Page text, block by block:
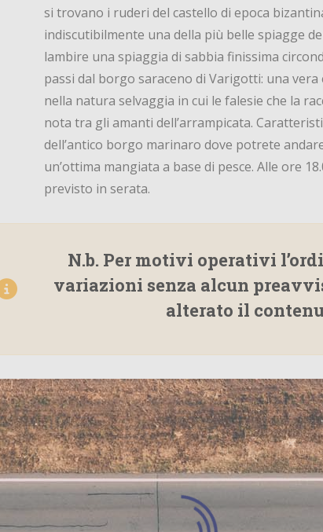
si trovano i ruderi del castello di epoca
indiscutibilmente una della più belle spiagge
lambire una spiaggia di sabbia finissima
passi dal borgo saraceno di Varigotti: una
nella natura selvaggia in cui le falesie che la
nota tra gli amanti dell’arrampicata.
dell’antico borgo marinaro dove potrete
un’ottima mangiata a base di pesce. Alle ore
previsto in serata.
N.b. Per motivi operativi
variazioni senza alcun
alterato il